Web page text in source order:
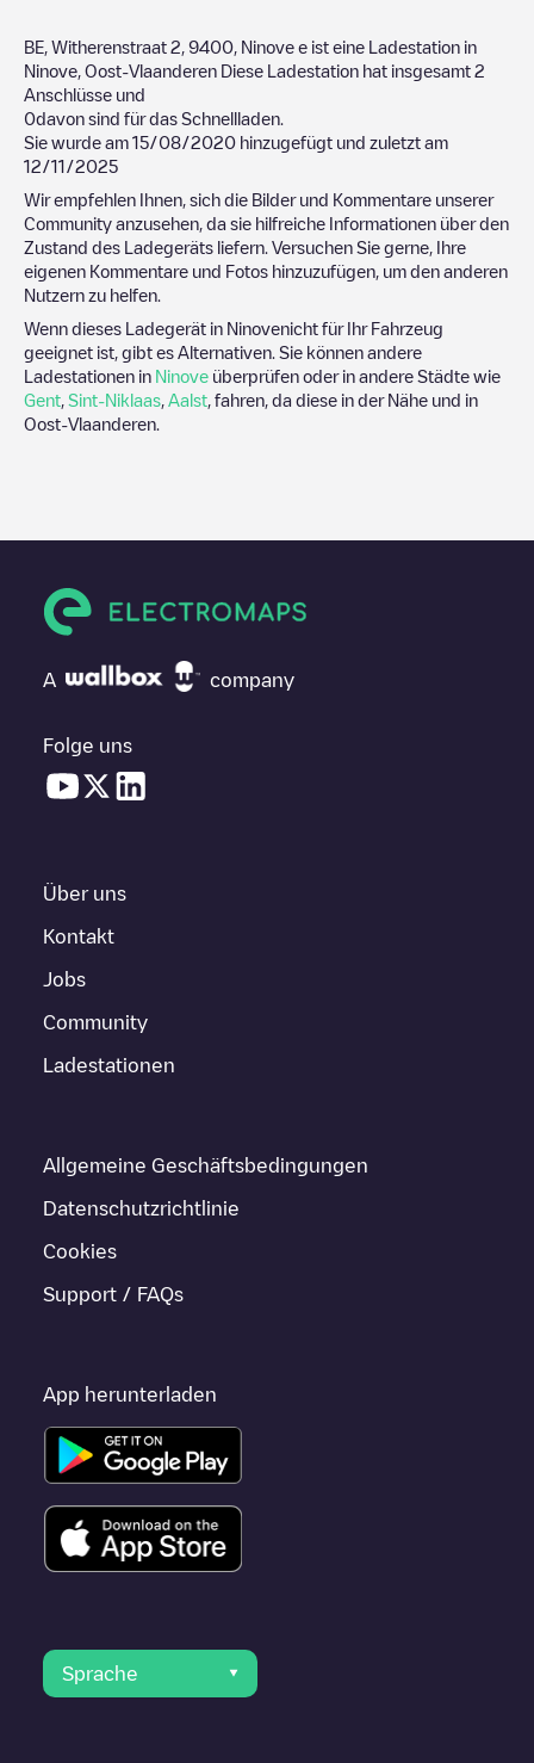
BE, Witherenstraat 2, 9400, Ninove e ist eine Ladestation in
Ninove Oost-Vlaanderen Diese Ladestation hat insgesamt 2
Anschlüsse und
0davon sind für das Schnellladen.
Sie wurde am 15/08/2020 hinzugefügt und zuletzt am
12/11/2025
Wir empfehlen Ihnen, sich die Bilder und Kommentare unserer
Community anzusehen, da sie hilfreiche Informationen über den
Zustand des Ladegeräts liefern. Versuchen Sie gerne, Ihre
eigenen Kommentare und Fotos hinzuzufügen, um den anderen
Nutzern zu helfen.
Wenn dieses Ladegerät in Ninovenicht für Ihr Fahrzeug
geeignet ist, gibt es Alternativen. Sie können andere
Ladestationen in Ninove überprüfen oder in andere Städte wie
Gent Sint-Niklaas Aalst , fahren, da diese in der Nähe und in
Oost-Vlaanderen
A company
Folge uns
Über uns
Kontakt
Jobs
Community
Ladestationen
Allgemeine Geschäftsbedingungen
Datenschutzrichtlinie
Cookies
Support / FAQs
App herunterladen
Sprache